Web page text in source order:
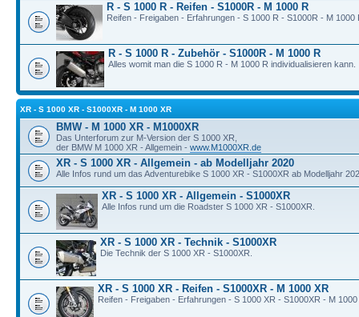
R - S 1000 R - Reifen - S1000R - M 1000 R
Reifen - Freigaben - Erfahrungen - S 1000 R - S1000R - M 1000
R - S 1000 R - Zubehör - S1000R - M 1000 R
Alles womit man die S 1000 R - M 1000 R individualisieren kann.
XR - S 1000 XR - S1000XR - M 1000 XR
BMW - M 1000 XR - M1000XR
Das Unterforum zur M-Version der S 1000 XR,
der BMW M 1000 XR - Allgemein - www.M1000XR.de
XR - S 1000 XR - Allgemein - ab Modelljahr 2020
Alle Infos rund um das Adventurebike S 1000 XR - S1000XR ab Modelljahr
XR - S 1000 XR - Allgemein - S1000XR
Alle Infos rund um die Roadster S 1000 XR - S1000XR.
XR - S 1000 XR - Technik - S1000XR
Die Technik der S 1000 XR - S1000XR.
XR - S 1000 XR - Reifen - S1000XR - M 1000 XR
Reifen - Freigaben - Erfahrungen - S 1000 XR - S1000XR - M 1000